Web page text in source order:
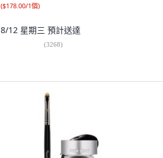
($178.00/1個)
8/12 星期三 預計送達
(3268)